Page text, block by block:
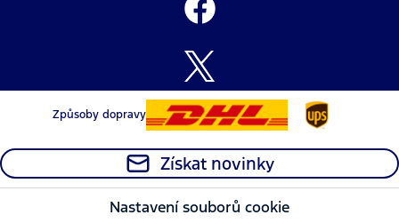
Způsoby dopravy
Získat novinky
Nastavení souborů cookie